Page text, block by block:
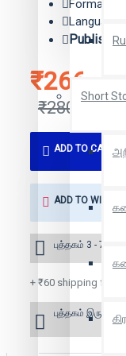
Short
₹266
₹280
Format:
Language:
Publisher:
ADD TO CART
ADD TO WISH
புத்தகம் 3 - 7
+ ₹60 shipping fee*
புத்தகம்